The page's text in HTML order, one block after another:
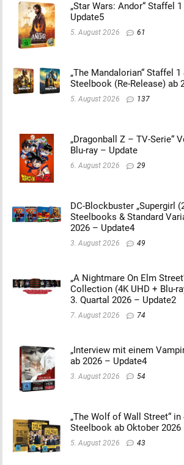
„Star Wars: Andor“ Staffel
Update5
5. August 2026 61
„The Mandalorian“ Staffel
Steelbook (Re-Release) ab
5. August 2026 137
„Dragonball Z – TV-Serie“
Blu-ray – Update
6. August 2026 29
DC-Blockbuster „Supergirl
Steelbooks & Standard
2026 – Update4
3. August 2026 49
„A Nightmare On Elm
Collection (4K UHD + Blu-
3. Quartal 2026 – Update2
7. August 2026 74
„Interview mit einem
ab 2026 – Update4
3. August 2026 54
„The Wolf of Wall Street“
Steelbook ab Oktober 2026
5. August 2026 43